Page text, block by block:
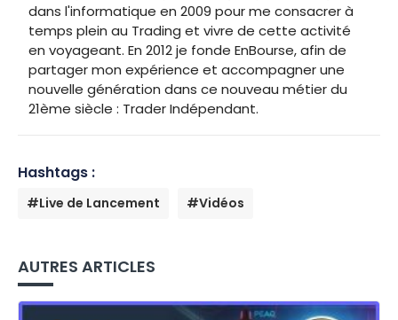
dans l'informatique en 2009 pour me consacrer à
temps plein au Trading et vivre de cette activité
en voyageant. En 2012 je fonde EnBourse, afin de
partager mon expérience et accompagner une
nouvelle génération dans ce nouveau métier du
21ème siècle : Trader Indépendant.
Hashtags :
#Live de Lancement #Vidéos
AUTRES ARTICLES